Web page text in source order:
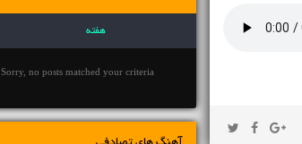
هفته
Sorry, no posts matched your criteria.